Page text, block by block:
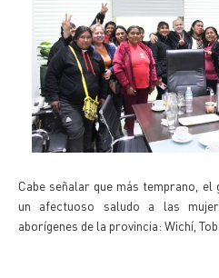
Cabe señalar que más temprano,
un afectuoso saludo a las
aborígenes de la provincia: Wichí,